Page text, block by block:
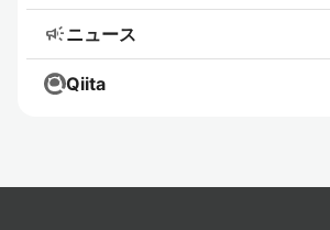
campaignニュース
Qiita